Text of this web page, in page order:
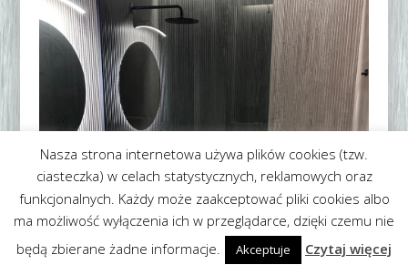
Nasza strona internetowa używa plików cookies (tzw.
ciasteczka) w celach statystycznych, reklamowych oraz
funkcjonalnych. Każdy może zaakceptować pliki cookies albo
ma możliwość wyłączenia ich w przeglądarce, dzięki czemu nie
będą zbierane żadne informacje.
Akceptuje Czytaj więcej